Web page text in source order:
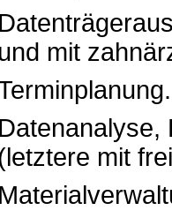
mit
Datenanalyse,
mit